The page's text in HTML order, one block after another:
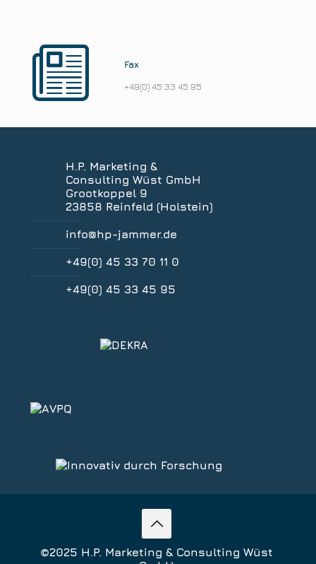
Fax
+49(0) 45 33 45 95
H.P. Marketing &
Consulting Wüst GmbH
Grootkoppel 9
23858 Reinfeld (Holstein)
info@hp-jammer.de
+49(0) 45 33 70 11 0
+49(0) 45 33 45 95
©2025 H.P. Marketing & Consulting Wüst